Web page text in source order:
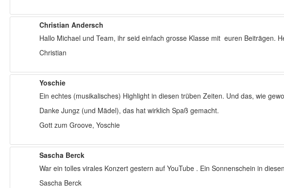
Christian Andersch
Hallo Michael und Team, ihr seid einfach grosse Klasse mit euren Beiträgen.
Christian
Yoschie
Ein echtes (musikalisches) Highlight in diesen trüben Zeiten. Und das, wie
Danke Jungz (und Mädel), das hat wirklich Spaß gemacht.
Gott zum Groove, Yoschie
Sascha Berck
War ein tolles virales Konzert gestern auf YouTube . Ein Sonnenschein in
Sascha Berck